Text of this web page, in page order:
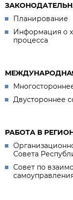
Планирование
Информация о
процесса
Двустороннее
РАБОТА В
Совета
Совет по